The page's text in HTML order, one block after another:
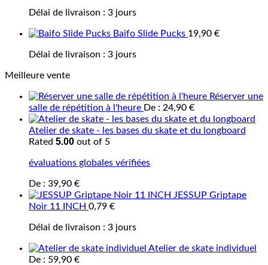
Délai de livraison : 3 jours
Baifo Slide Pucks 19,90 €
Délai de livraison : 3 jours
Meilleure vente
Réserver une
salle de répétition à l'heure De : 24,90 €
Atelier de skate - les bases du skate et du longboard
Rated 5.00 out of 5
évaluations globales vérifiées
De : 39,90 €
JESSUP Griptape
Noir 11 INCH 0,79 €
Délai de livraison : 3 jours
Atelier de skate individuel
De : 59,90 €